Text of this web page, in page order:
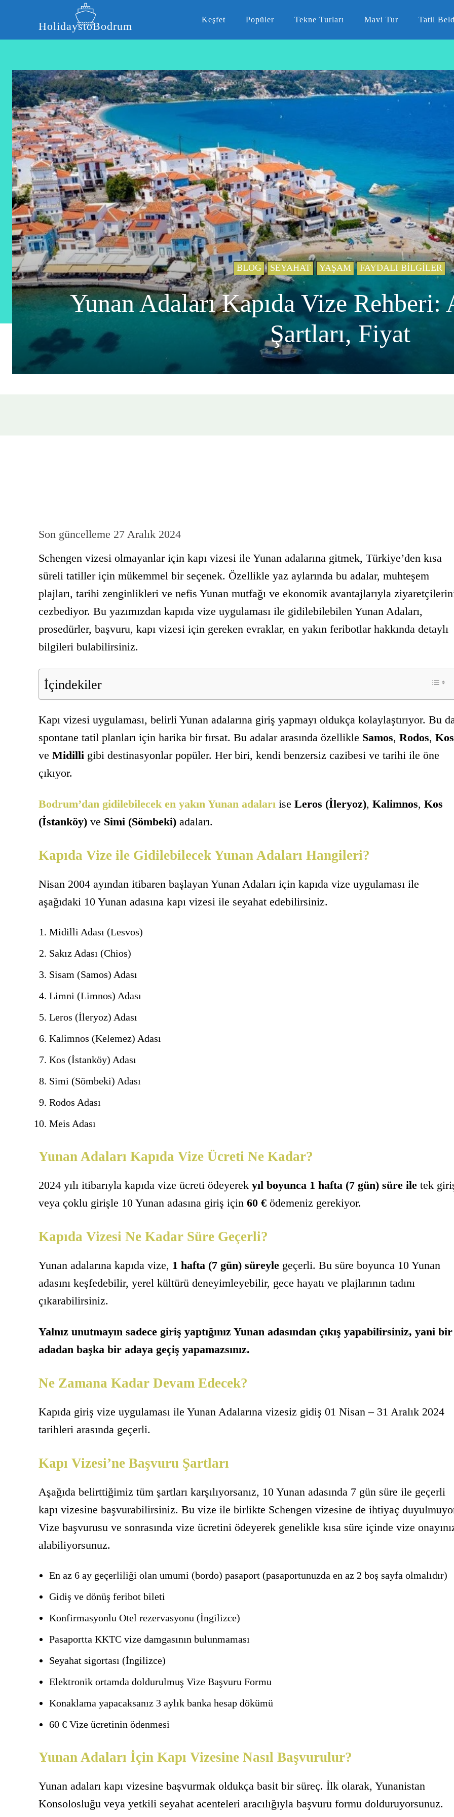
HolidaystoBodrum
Keşfet Popüler Tekne Turları Mavi Tur Tatil
BLOG SEYAHAT YAŞAM FAYDALI BILGILER
Yunan Adaları Kapıda Vize Rehberi:
Şartları, Fiyat
Son güncelleme 27 Aralık 2024
Schengen vizesi olmayanlar için kapı vizesi ile Yunan adalarına gitmek, Türkiye’den kısa
süreli tatiller için mükemmel bir seçenek. Özellikle yaz aylarında bu adalar, muhteşem
plajları, tarihi zenginlikleri ve nefis Yunan mutfağı ve ekonomik avantajlarıyla
cezbediyor. Bu yazımızdan kapıda vize uygulaması ile gidilebilebilen Yunan Adaları,
prosedürler, başvuru, kapı vizesi için gereken evraklar, en yakın feribotlar hakkında detaylı
bilgileri bulabilirsiniz.
İçindekiler
Kapı vizesi uygulaması, belirli Yunan adalarına giriş yapmayı oldukça kolaylaştırıyor. Bu
spontane tatil planları için harika bir fırsat. Bu adalar arasında özellikle Samos, Rodos, Kos
ve Midilli gibi destinasyonlar popüler. Her biri, kendi benzersiz cazibesi ve tarihi ile öne
çıkıyor.
Bodrum’dan gidilebilecek en yakın Yunan adaları ise Leros (İleryoz), Kalimnos, Kos
(İstanköy) ve Simi (Sömbeki) adaları.
Kapıda Vize ile Gidilebilecek Yunan Adaları Hangileri?
Nisan 2004 ayından itibaren başlayan Yunan Adaları için kapıda vize uygulaması ile
aşağıdaki 10 Yunan adasına kapı vizesi ile seyahat edebilirsiniz.
Midilli Adası (Lesvos)
Sakız Adası (Chios)
Sisam (Samos) Adası
Limni (Limnos) Adası
Leros (İleryoz) Adası
Kalimnos (Kelemez) Adası
Kos (İstanköy) Adası
Simi (Sömbeki) Adası
Rodos Adası
Meis Adası
Yunan Adaları Kapıda Vize Ücreti Ne Kadar?
2024 yılı itibarıyla kapıda vize ücreti ödeyerek yıl boyunca 1 hafta (7 gün) süre ile tek
veya çoklu girişle 10 Yunan adasına giriş için 60 € ödemeniz gerekiyor.
Kapıda Vizesi Ne Kadar Süre Geçerli?
Yunan adalarına kapıda vize, 1 hafta (7 gün) süreyle geçerli. Bu süre boyunca 10 Yunan
adasını keşfedebilir, yerel kültürü deneyimleyebilir, gece hayatı ve plajlarının tadını
çıkarabilirsiniz.
Yalnız unutmayın sadece giriş yaptığınız Yunan adasından çıkış yapabilirsiniz, yani bir
adadan başka bir adaya geçiş yapamazsınız.
Ne Zamana Kadar Devam Edecek?
Kapıda giriş vize uygulaması ile Yunan Adalarına vizesiz gidiş 01 Nisan – 31 Aralık 2024
tarihleri arasında geçerli.
Kapı Vizesi’ne Başvuru Şartları
Aşağıda belirttiğimiz tüm şartları karşılıyorsanız, 10 Yunan adasında 7 gün süre ile geçerli
kapı vizesine başvurabilirsiniz. Bu vize ile birlikte Schengen vizesine de ihtiyaç
Vize başvurusu ve sonrasında vize ücretini ödeyerek genelikle kısa süre içinde vize
alabiliyorsunuz.
En az 6 ay geçerliliği olan umumi (bordo) pasaport (pasaportunuzda en az 2 boş sayfa olmalıdır)
Gidiş ve dönüş feribot bileti
Konfirmasyonlu Otel rezervasyonu (İngilizce)
Pasaportta KKTC vize damgasının bulunmaması
Seyahat sigortası (İngilizce)
Elektronik ortamda doldurulmuş Vize Başvuru Formu
Konaklama yapacaksanız 3 aylık banka hesap dökümü
60 € Vize ücretinin ödenmesi
Yunan Adaları İçin Kapı Vizesine Nasıl Başvurulur?
Yunan adaları kapı vizesine başvurmak oldukça basit bir süreç. İlk olarak, Yunanistan
Konsolosluğu veya yetkili seyahat acenteleri aracılığıyla başvuru formu dolduruyorsunuz.